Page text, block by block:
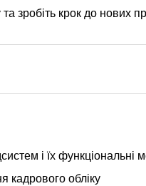
зробіть крок до
і їх функціональні
кадрового обліку